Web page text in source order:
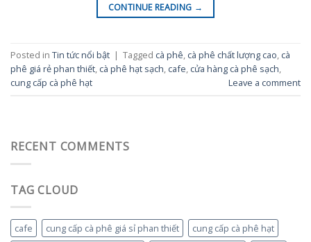
CONTINUE READING →
Posted in Tin tức nổi bật | Tagged cà phê, cà phê chất lượng cao, cà
phê giá rẻ phan thiết, cà phê hạt sạch, cafe, cửa hàng cà phê sạch,
cung cấp cà phê hạt
Leave a comment
RECENT COMMENTS
TAG CLOUD
cafe cung cấp cà phê giá sỉ phan thiết
cung cấp cà phê hạt